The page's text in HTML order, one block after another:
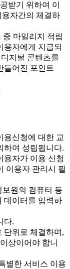
받기 위하여 이
자간의 체결하
마일리지 적립
용자에게 지급되
지털 콘텐츠를
들어진 포인트
신청에 대한 교
하여 성립됩니다.
자가 이용 신청
이용자 관리시 필
원의 컴퓨터 등
데이터를 입력하
다.
위로 체결하며,
상이어야 합니
별한 서비스 이용